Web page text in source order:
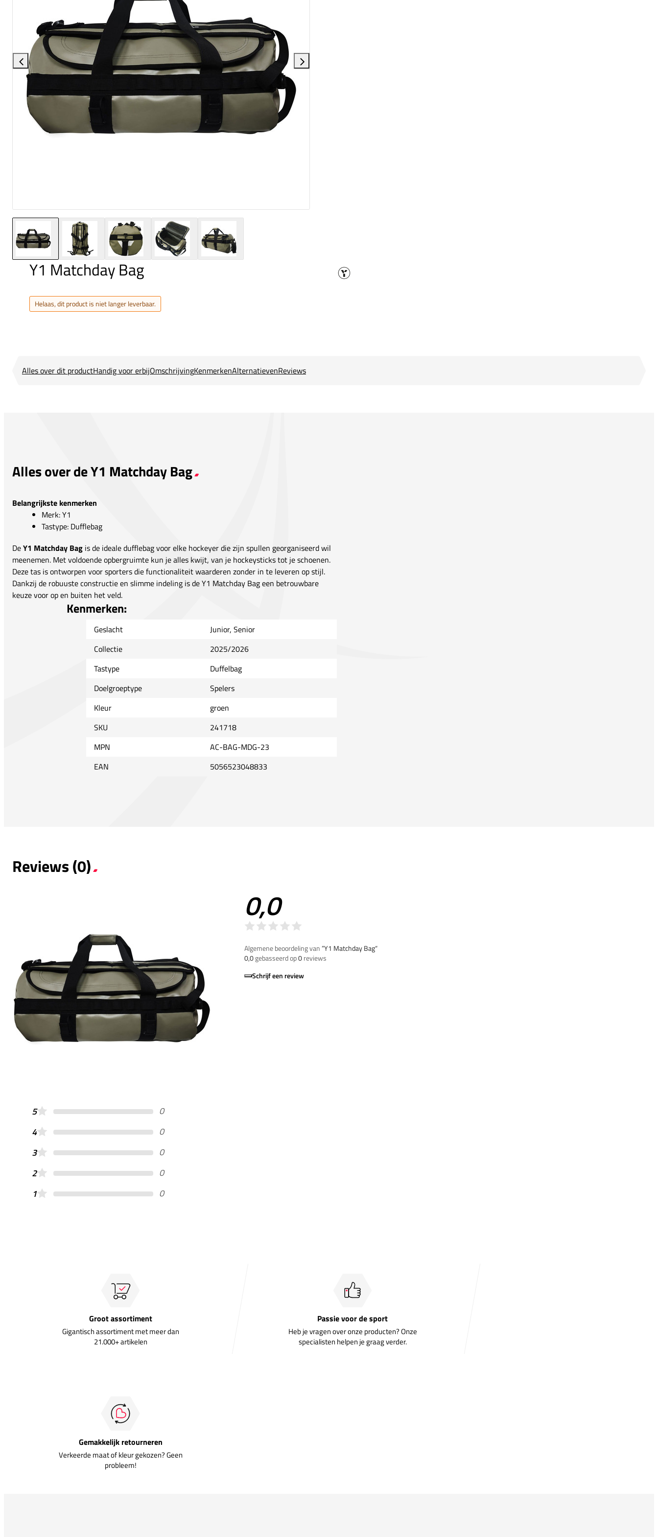
Y1 Matchday Bag
Helaas, dit product is niet langer leverbaar.
Alles over dit productHandig voor erbijOmschrijvingKenmerkenAlternatievenReviews
Alles over de Y1 Matchday Bag
Belangrijkste kenmerken
Merk: Y1
Tastype: Dufflebag
DeY1 Matchday Bag is de ideale dufflebag voor elke hockeyer die zijn spullen georganiseerd wil
meenemen. Met voldoende opbergruimte kun je alles kwijt, van je hockeysticks tot je schoenen.
Deze tas is ontworpen voor sporters die functionaliteit waarderen zonder in te leveren op stijl.
Dankzij de robuuste constructie en slimme indeling is de Y1 Matchday Bag een betrouwbare
keuze voor op en buiten het veld.
Kenmerken:
Geslacht
Junior, Senior
Collectie
2025/2026
Tastype
Duffelbag
Doelgroeptype
Spelers
Kleur
groen
SKU
241718
MPN
AC-BAG-MDG-23
EAN
5056523048833
Reviews (0)
0,0
Algemene beoordeling van”Y1 Matchday Bag“
0,0gebasseerd op0reviews
Schrijf een review
5
0
4
0
3
0
2
0
1
0
Groot assortiment
Gigantisch assortiment met meer dan
21.000+ artikelen
Passie voor de sport
Heb je vragen over onze producten? Onze
specialisten helpen je graag verder.
Gemakkelijk retourneren
Verkeerde maat of kleur gekozen? Geen
probleem!